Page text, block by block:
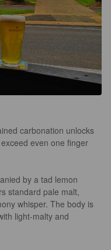
carbonation unlocks
even one finger
by a tad lemon
standard pale malt,
whisper. The body is
light-malty and